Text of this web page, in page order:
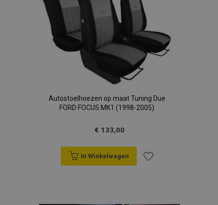
verlanglijst
Autostoelhoezen op maat Tuning Due
FORD FOCUS MK1 (1998-2005)
€ 133,00
In Winkelwagen